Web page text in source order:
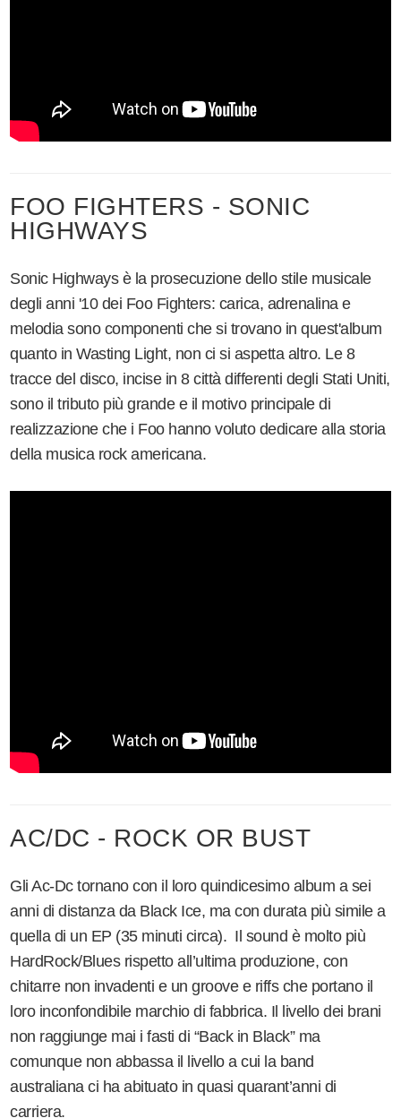
FOO FIGHTERS - SONIC
HIGHWAYS
Sonic Highways è la prosecuzione dello stile musicale
degli anni '10 dei Foo Fighters: carica, adrenalina e
melodia sono componenti che si trovano in quest'album
quanto in Wasting Light, non ci si aspetta altro. Le 8
tracce del disco, incise in 8 città differenti degli Stati Uniti,
sono il tributo più grande e il motivo principale di
realizzazione che i Foo hanno voluto dedicare alla storia
della musica rock americana.
AC/DC - ROCK OR BUST
Gli Ac-Dc tornano con il loro quindicesimo album a sei
anni di distanza da Black Ice, ma con durata più simile a
quella di un EP (35 minuti circa). Il sound è molto più
HardRock/Blues rispetto all’ultima produzione, con
chitarre non invadenti e un groove e riffs che portano il
loro inconfondibile marchio di fabbrica. Il livello dei brani
non raggiunge mai i fasti di “Back in Black” ma
comunque non abbassa il livello a cui la band
australiana ci ha abituato in quasi quarant’anni di
carriera.